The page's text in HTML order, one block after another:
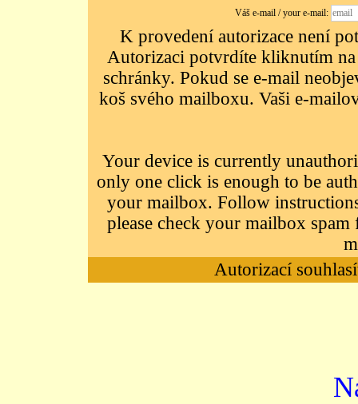
Váš e-mail / your e-mail:
K provedení autorizace není
Autorizaci potvrdíte kliknutím na
schránky. Pokud se e-mail
koš svého mailboxu. Vaši e-
Your device is currently
only one click is enough to be
your mailbox. Follow
please check your mailbox
Autorizací